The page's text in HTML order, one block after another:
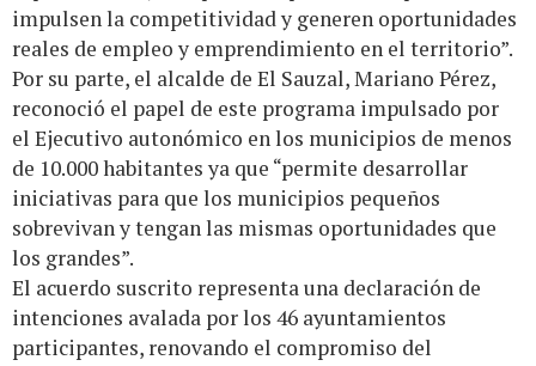
impulsen la competitividad y generen oportunidades
reales de empleo y emprendimiento en el territorio”.
Por su parte, el alcalde de El Sauzal, Mariano Pérez,
reconoció el papel de este programa impulsado por
el Ejecutivo autonómico en los municipios de menos
de 10.000 habitantes ya que “permite desarrollar
iniciativas para que los municipios pequeños
sobrevivan y tengan las mismas oportunidades que
los grandes”.
El acuerdo suscrito representa una declaración de
intenciones avalada por los 46 ayuntamientos
participantes, renovando el compromiso del